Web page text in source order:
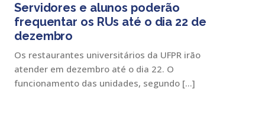
Servidores e alunos poderão
frequentar os RUs até o dia 22 de
dezembro
Os restaurantes universitários da UFPR irão
atender em dezembro até o dia 22. O
funcionamento das unidades, segundo […]